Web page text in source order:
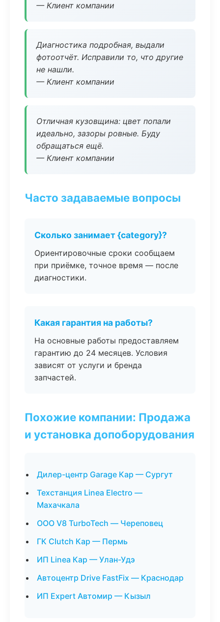
— Клиент компании
Диагностика подробная, выдали
фотоотчёт. Исправили то, что другие
не нашли.
— Клиент компании
Отличная кузовщина: цвет попали
идеально, зазоры ровные. Буду
обращаться ещё.
— Клиент компании
Часто задаваемые вопросы
Сколько занимает {category}?
Ориентировочные сроки сообщаем
при приёмке, точное время — после
диагностики.
Какая гарантия на работы?
На основные работы предоставляем
гарантию до 24 месяцев. Условия
зависят от услуги и бренда
запчастей.
Похожие компании: Продажа
и установка допоборудования
Дилер-центр Garage Кар — Сургут
Техстанция Linea Electro —
Махачкала
ООО V8 TurboTech — Череповец
ГК Clutch Кар — Пермь
ИП Linea Кар — Улан-Удэ
Автоцентр Drive FastFix — Краснодар
ИП Expert Автомир — Кызыл